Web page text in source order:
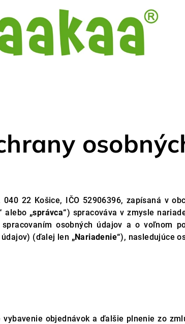
22 Košice, IČO 52906396, zapísaná v
alebo „správca“) spracováva v zmysle
osobných údajov a o voľnom
(ďalej len „Nariadenie“), nasledujúce
objednávok a ďalšie plnenie zo